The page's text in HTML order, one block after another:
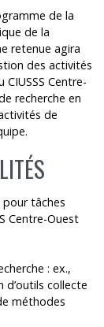
de la
de la
retenue agira
des activités
CIUSSS Centre-
recherche en
de
tâches
Centre-Ouest
: ex.,
collecte
méthodes